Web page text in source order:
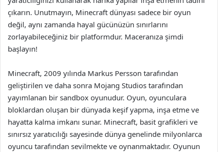
çıkarın. Unutmayın, Minecraft dünyası sadece bir oyun
değil, aynı zamanda hayal gücünüzün sınırlarını
zorlayabileceğiniz bir platformdur. Maceranıza şimdi
başlayın!
Minecraft, 2009 yılında Markus Persson tarafından
geliştirilen ve daha sonra Mojang Studios tarafından
yayımlanan bir sandbox oyunudur. Oyun, oyunculara
bloklardan oluşan bir dünyada keşif yapma, inşa etme ve
hayatta kalma imkanı sunar. Minecraft, basit grafikleri ve
sınırsız yaratıcılığı sayesinde dünya genelinde milyonlarca
oyuncu tarafından sevilmekte ve oynanmaktadır. Oyunun